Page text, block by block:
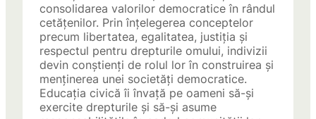
consolidarea valorilor democratice în rândul
cetățenilor. Prin înțelegerea conceptelor
precum libertatea, egalitatea, justiția și
respectul pentru drepturile omului, indivizii
devin conștienți de rolul lor în construirea și
menținerea unei societăți democratice.
Educația civică îi învață pe oameni să-și
exercite drepturile și să-și asume